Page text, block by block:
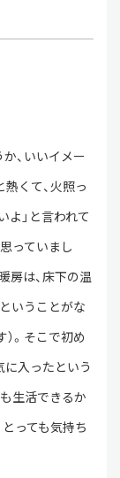
、いいイメー
くて、火照っ
よ」と言われて
っていまし
房は、床下の温
いうことがな
。そこで初め
に入ったという
生活できるか
とっても気持ち